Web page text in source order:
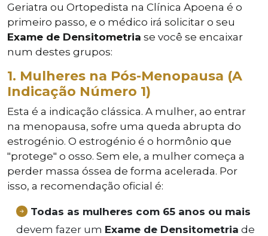
Geriatra ou Ortopedista na Clínica Apoena é o
primeiro passo, e o médico irá solicitar o seu
Exame de Densitometria se você se encaixar
num destes grupos:
1. Mulheres na Pós-Menopausa (A
Indicação Número 1)
Esta é a indicação clássica. A mulher, ao entrar
na menopausa, sofre uma queda abrupta do
estrogénio. O estrogénio é o hormônio que
"protege" o osso. Sem ele, a mulher começa a
perder massa óssea de forma acelerada. Por
isso, a recomendação oficial é:
Todas as mulheres com 65 anos ou mais
devem fazer um Exame de Densitometria de